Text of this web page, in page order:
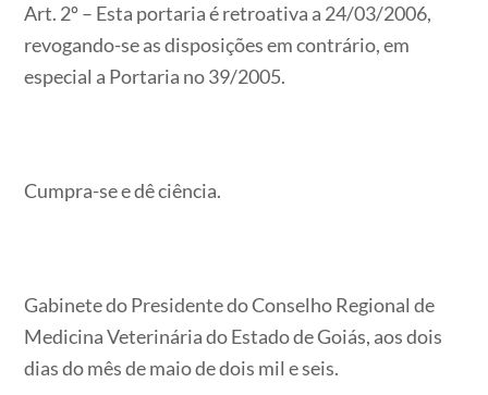
Art. 2º – Esta portaria é retroativa a 24/03/2006,
revogando-se as disposições em contrário, em
especial a Portaria no 39/2005.
Cumpra-se e dê ciência.
Gabinete do Presidente do Conselho Regional de
Medicina Veterinária do Estado de Goiás, aos dois
dias do mês de maio de dois mil e seis.